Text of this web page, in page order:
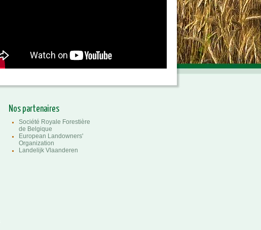
Nos partenaires
Société Royale Forestière
de Belgique
European Landowners'
Organization
Landelijk Vlaanderen